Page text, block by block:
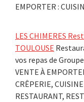
EMPORTER :
LES CHIMERES
TOULOUSE
vos repas de
VENTE À
CRÊPERIE,
RESTAURANT,